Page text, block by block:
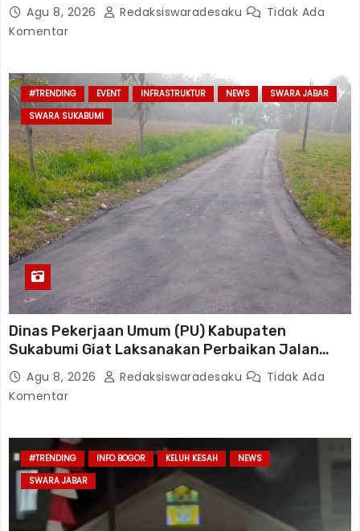
Agu 8, 2026 Redaksiswaradesaku
Tidak Ada
Komentar
#TRENDING EVENT INFRASTRUKTUR NEWS
SWARA JABAR
SWARA SUKABUMI
Dinas Pekerjaan Umum (PU) Kabupaten
Sukabumi Giat Laksanakan Perbaikan Jalan
Disetiap Wilayah
Agu 8, 2026 Redaksiswaradesaku
Tidak Ada
Komentar
#TRENDING INFO BOGOR KELUH KESAH
NEWS
SWARA JABAR